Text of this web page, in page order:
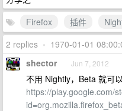
Firefox
插件
2 replies • 1970-01-01
shector Jun 7, 2012
不用 Nightly，Beta 就可以
https://play.google.com/